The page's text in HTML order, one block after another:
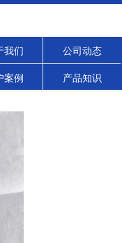
我们 公司动态
案例 产品知识